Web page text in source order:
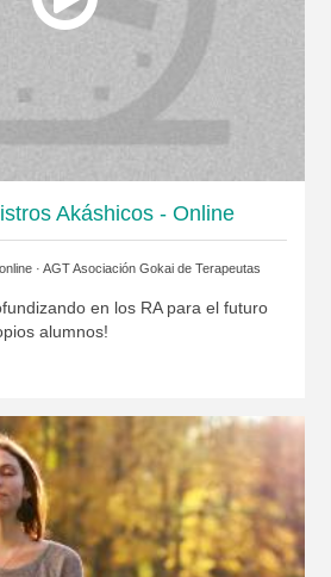
Akáshicos - Online
· AGT Asociación Gokai de Terapeutas
en los RA para el futuro
alumnos!